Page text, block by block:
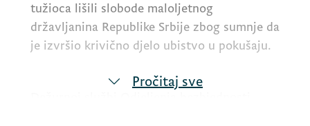
tužioca lišili slobode maloljetnog
državljanina Republike Srbije zbog sumnje da
je izvršio krivično djelo ubistvo u pokušaju.
Pročitaj sve